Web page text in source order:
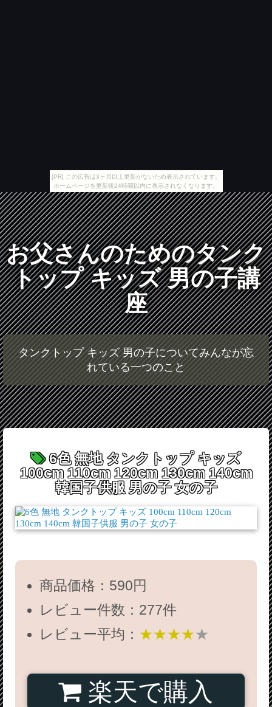
[PR] この広告は3ヶ月以上更新がないため表示されています。
ホームページを更新後24時間以内に表示されなくなります。
お父さんのためのタンク
トップ キッズ 男の子講
座
タンクトップ キッズ 男の子についてみんなが忘
れている一つのこと
6色 無地 タンクトップ キッズ
100cm 110cm 120cm 130cm 140cm
韓国子供服 男の子 女の子
商品価格：590円
レビュー件数：277件
レビュー平均： ★★★★★
楽天で購入